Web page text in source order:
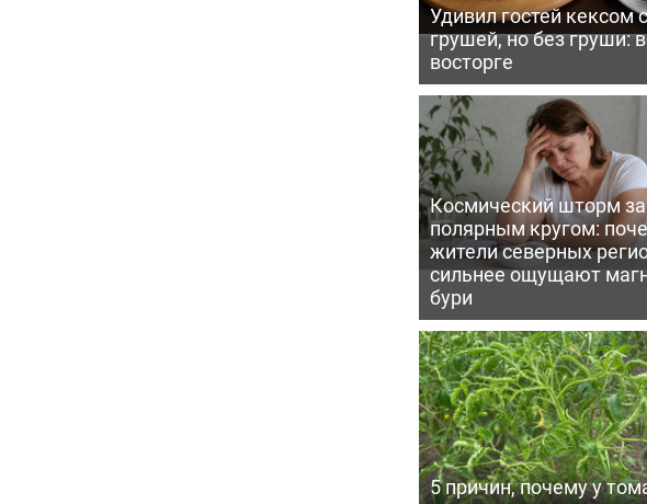
Удивил гостей кексом с
грушей, но без груши:
восторге
Космический шторм за
полярным кругом:
жители северных
сильнее ощущают
бури
5 причин, почему у